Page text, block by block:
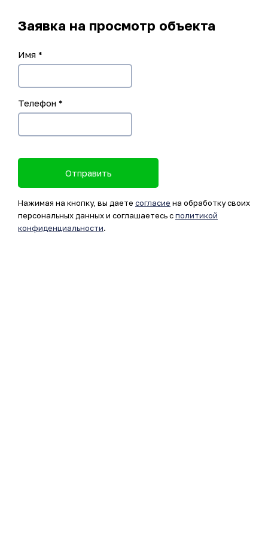
Заявка на просмотр объекта
Имя *
Телефон *
Отправить
Нажимая на кнопку, вы даете согласие на обработку своих
персональных данных и соглашаетесь сполитикой
конфиденциальности.